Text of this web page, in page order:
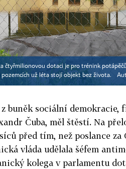
čtyřmilionovou dotaci je pro trénink
už léta stojí objekt bez života.
buněk sociální demokracie,
Čuba, měl štěstí. Na
před tím, než poslance za
vláda udělala šéfem
kolega v parlamentu